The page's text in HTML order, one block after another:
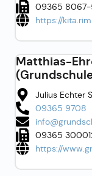
09365 8067-
https://
Matthias-
Julius Echter
09365 9708
09365
https://